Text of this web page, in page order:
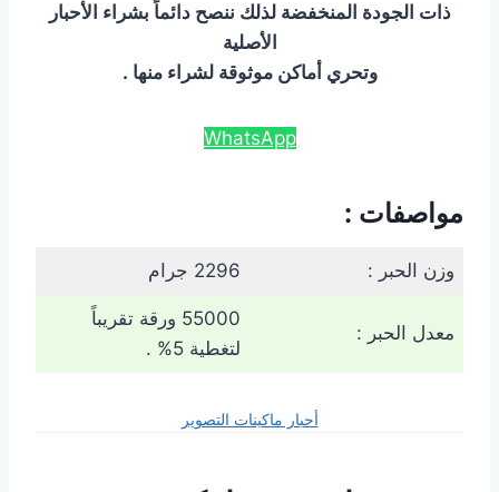
ذات الجودة المنخفضة لذلك ننصح دائماً بشراء الأحبار
الأصلية
وتحري أماكن موثوقة لشراء منها .
WhatsApp
مواصفات :
وزن الحبر : 2296 جرام
معدل الحبر :
55000 ورقة تقريباً
لتغطية 5% .
أحبار ماكينات التصوير